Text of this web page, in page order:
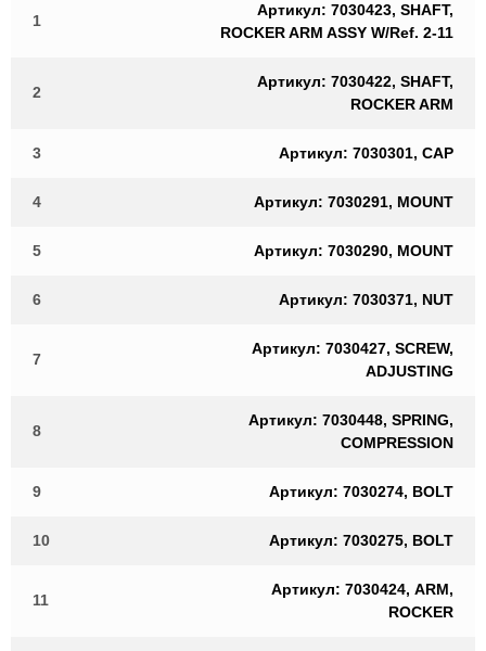
1
Артикул: 7030423, SHAFT,
ROCKER ARM ASSY W/Ref. 2-11
2
Артикул: 7030422, SHAFT,
ROCKER ARM
3 Артикул: 7030301, CAP
4 Артикул: 7030291, MOUNT
5 Артикул: 7030290, MOUNT
6 Артикул: 7030371, NUT
7
Артикул: 7030427, SCREW,
ADJUSTING
8
Артикул: 7030448, SPRING,
COMPRESSION
9 Артикул: 7030274, BOLT
10 Артикул: 7030275, BOLT
11
Артикул: 7030424, ARM,
ROCKER